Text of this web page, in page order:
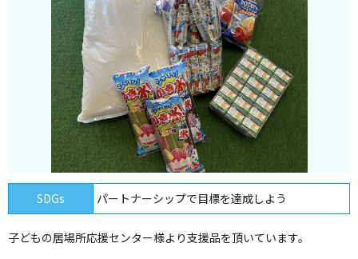
SDGs パートナーシップで目標を達成しよう
子どもの居場所応援センター様より支援品を頂いています。